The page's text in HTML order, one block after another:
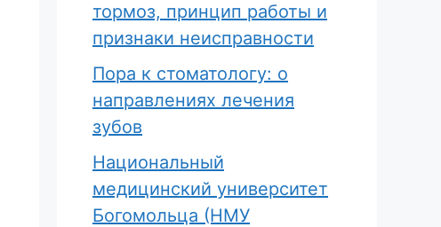
тормоз, принцип работы и
признаки неисправности
Пора к стоматологу: о
направлениях лечения
зубов
Национальный
медицинский университет
Богомольца (НМУ